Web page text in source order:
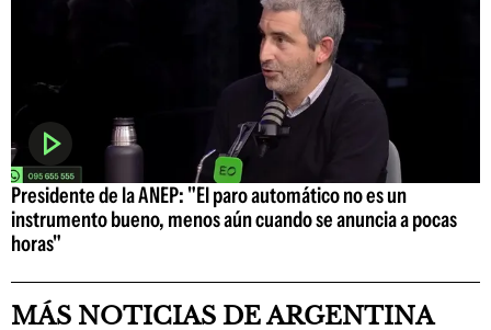
Presidente de la ANEP: "El paro automático no es un
instrumento bueno, menos aún cuando se anuncia a pocas
horas"
MÁS NOTICIAS DE ARGENTINA